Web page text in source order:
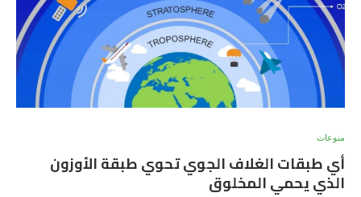
منوعات
أي طبقات الغلاف الجوي تحوي طبقة الأوزون
الذي يحمي المخلوق